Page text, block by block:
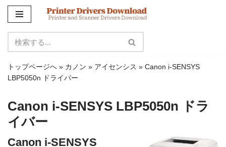
ン
テ
ン
ツ
ス
キ
ッ
トップページへ » カノン » アイセンシス » Canon i-SENSYS
LBP5050n ドライバー
Canon i-SENSYS LBP5050n ドラ
イバー
Canon i-SENSYS